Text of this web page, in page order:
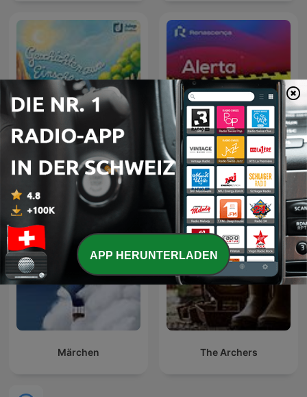
Geschichten zum
Einschlafen
Renascença - Alerta
Estupidez
Märchen The Archers
APP HERUNTERLADEN